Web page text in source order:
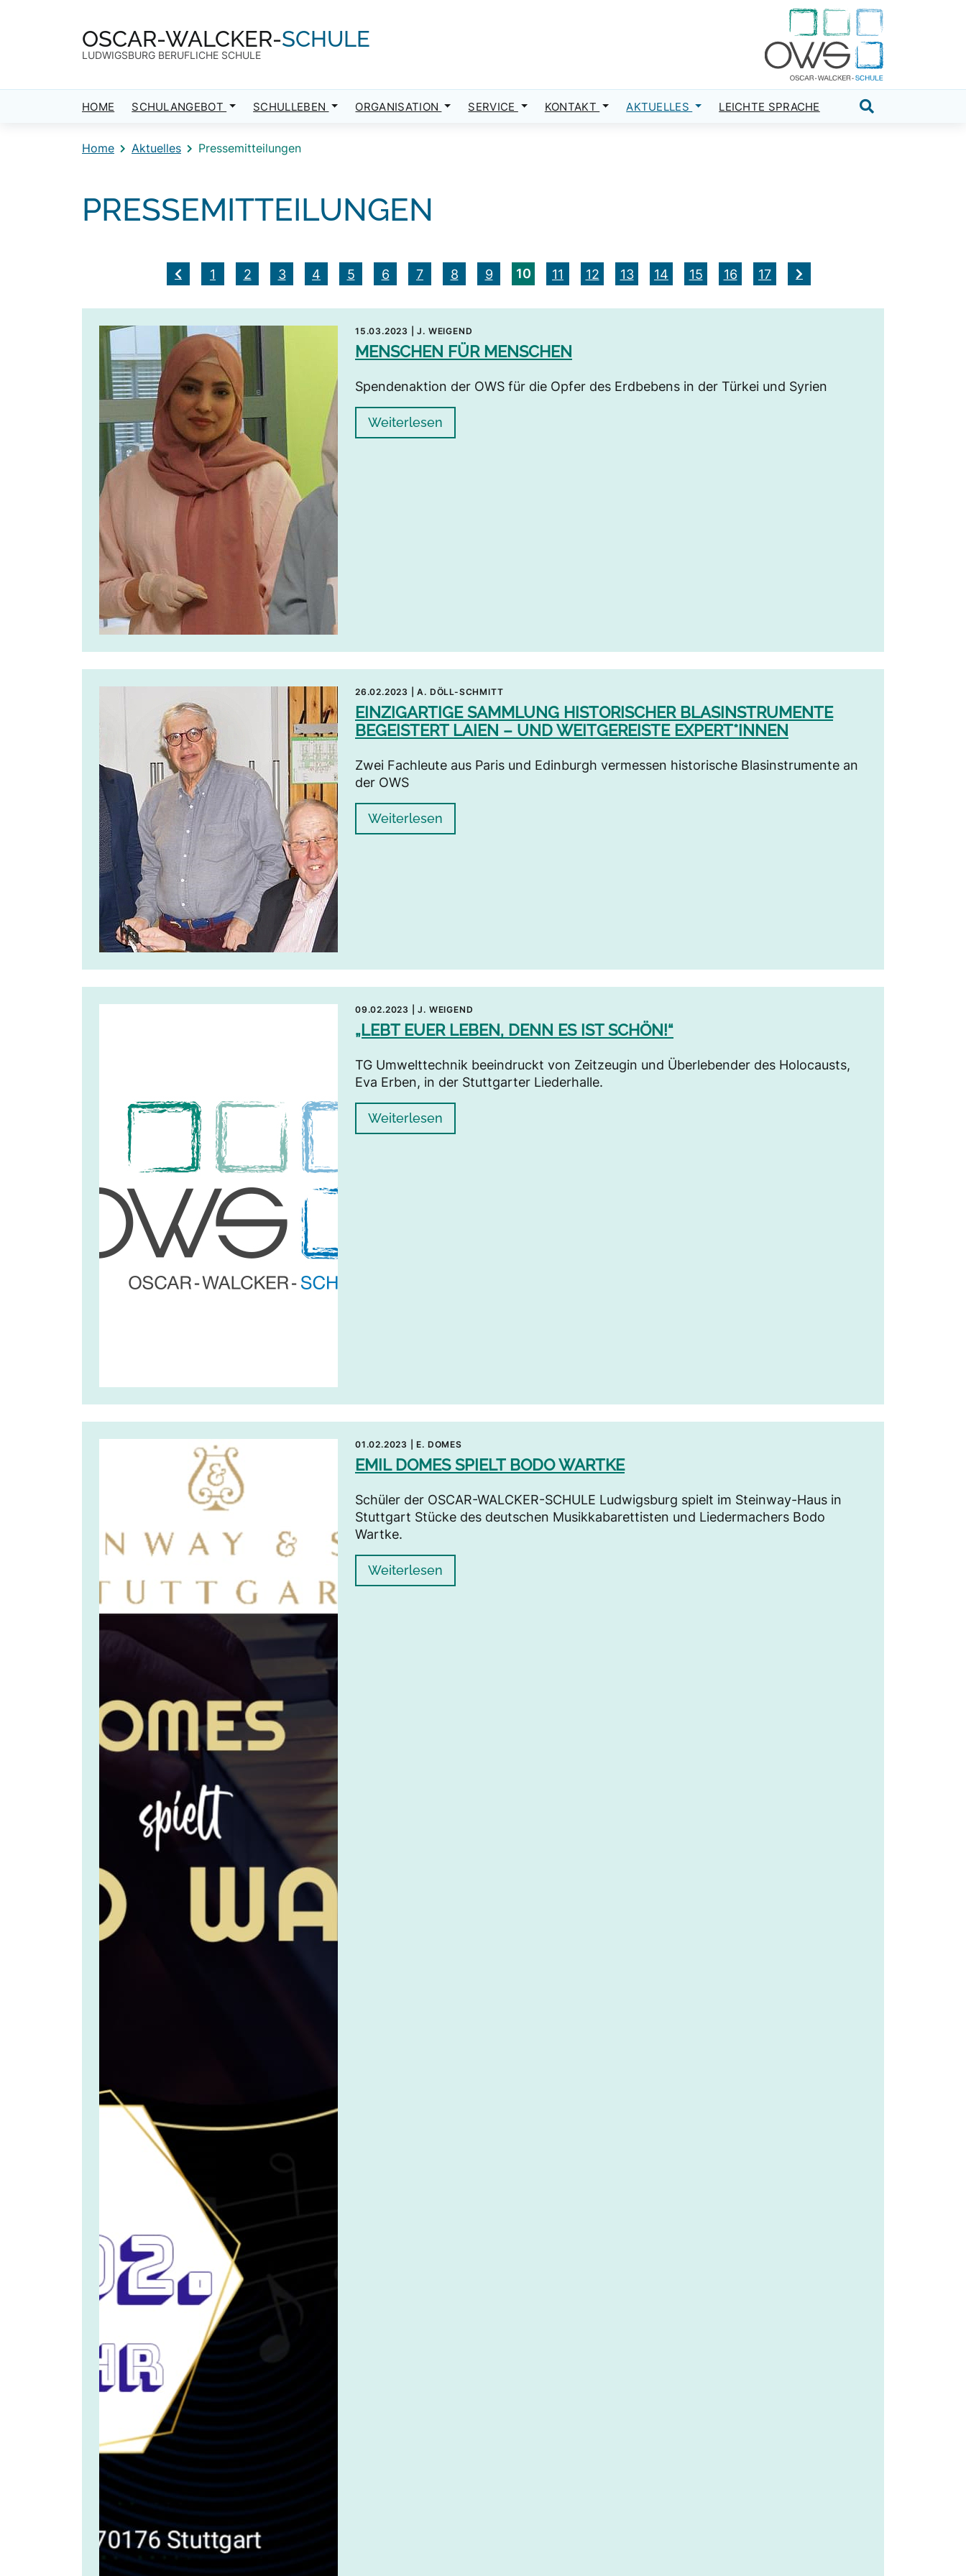
OSCAR-WALCKER-SCHULE
LUDWIGSBURG BERUFLICHE SCHULE
HOME SCHULANGEBOT SCHULLEBEN ORGANISATION SERVICE KONTAKT AKTUELLES LEICHTE SPRACHE
Home Aktuelles Pressemitteilungen
PRESSEMITTEILUNGEN
1 2 3 4 5 6 7 8 9 10 11 12 13 14 15 16 17
15.03.2023 |J. WEIGEND
MENSCHEN FÜR MENSCHEN
Spendenaktion der OWS für die Opfer des Erdbebens in der Türkei und Syrien
Weiterlesen
26.02.2023 |A. DÖLL-SCHMITT
EINZIGARTIGE SAMMLUNG HISTORISCHER BLASINSTRUMENTE
BEGEISTERT LAIEN – UND WEITGEREISTE EXPERT*INNEN
Zwei Fachleute aus Paris und Edinburgh vermessen historische Blasinstrumente an
der OWS
Weiterlesen
09.02.2023 |J. WEIGEND
„LEBT EUER LEBEN, DENN ES IST SCHÖN!“
TG Umwelttechnik beeindruckt von Zeitzeugin und Überlebender des Holocausts,
Eva Erben, in der Stuttgarter Liederhalle.
Weiterlesen
01.02.2023 |E. DOMES
EMIL DOMES SPIELT BODO WARTKE
Schüler der OSCAR-WALCKER-SCHULE Ludwigsburg spielt im Steinway-Haus in
Stuttgart Stücke des deutschen Musikkabarettisten und Liedermachers Bodo
Wartke.
Weiterlesen